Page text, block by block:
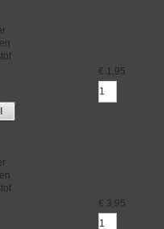
€ 1,95
€ 3,95